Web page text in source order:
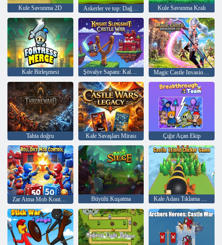
Kule Savunma 2D Askerler ve top: Dağ Saldırı Kule Savunma Kralı
Kale Birleşmesi Şövalye Sapanı: Kale Savaşı Magic Castle Invasion: Boşta RPG
Tahta doğru Kale Savaşları Mirası Çığır Açan Ekip
Zar Atma Mob Kontrolü Büyülü Kuşatma Kale Adası Tıklama Oyunu